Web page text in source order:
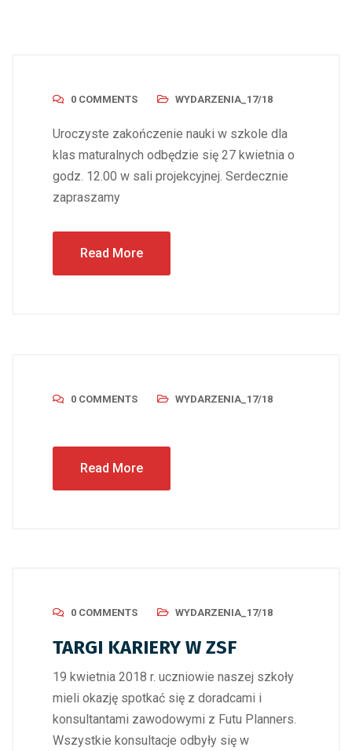
0 COMMENTS WYDARZENIA_17/18
Uroczyste zakończenie nauki w szkole dla
klas maturalnych odbędzie się 27 kwietnia o
godz. 12.00 w sali projekcyjnej. Serdecznie
zapraszamy
Read More
0 COMMENTS WYDARZENIA_17/18
Read More
0 COMMENTS WYDARZENIA_17/18
TARGI KARIERY W ZSF
19 kwietnia 2018 r. uczniowie naszej szkoły
mieli okazję spotkać się z doradcami i
konsultantami zawodowymi z Futu Planners.
Wszystkie konsultacje odbyły się w